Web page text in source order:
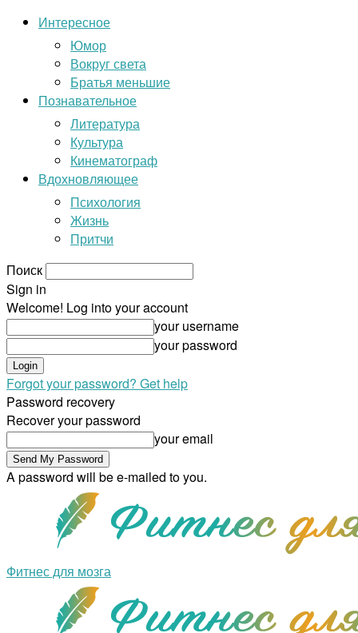
Интересное
Юмор
Вокруг света
Братья меньшие
Познавательное
Литература
Культура
Кинематограф
Вдохновляющее
Психология
Жизнь
Притчи
Поиск
Sign in
Welcome! Log into your account
your username
your password
Forgot your password? Get help
Password recovery
Recover your password
your email
A password will be e-mailed to you.
Фитнес для мозга